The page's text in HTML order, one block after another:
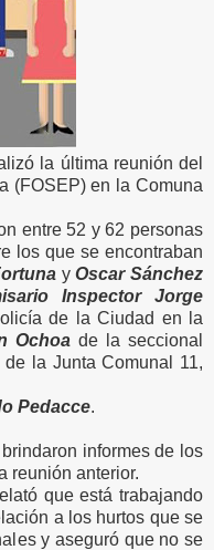
la última reunión del
(FOSEP) en la Comuna
entre 52 y 62 personas
los que se encontraban
yOscar Sánchez
Inspector Jorge
de la Ciudad en la
Ochoa de la seccional
de la Junta Comunal 11,
Pedacce.
informes de los
reunión anterior.
que está trabajando
a los hurtos que se
y aseguró que no se